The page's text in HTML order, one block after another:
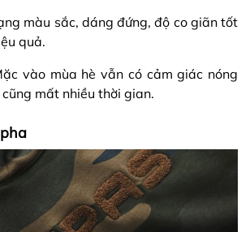
màu sắc, dáng đứng, độ co giãn tốt
quả.
vào mùa hè vẫn có cảm giác nóng
mất nhiều thời gian.